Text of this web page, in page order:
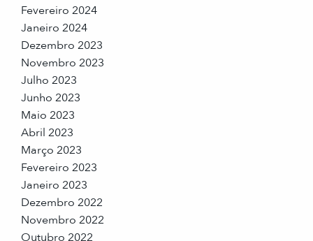
Fevereiro 2024
Janeiro 2024
Dezembro 2023
Novembro 2023
Julho 2023
Junho 2023
Maio 2023
Abril 2023
Março 2023
Fevereiro 2023
Janeiro 2023
Dezembro 2022
Novembro 2022
Outubro 2022